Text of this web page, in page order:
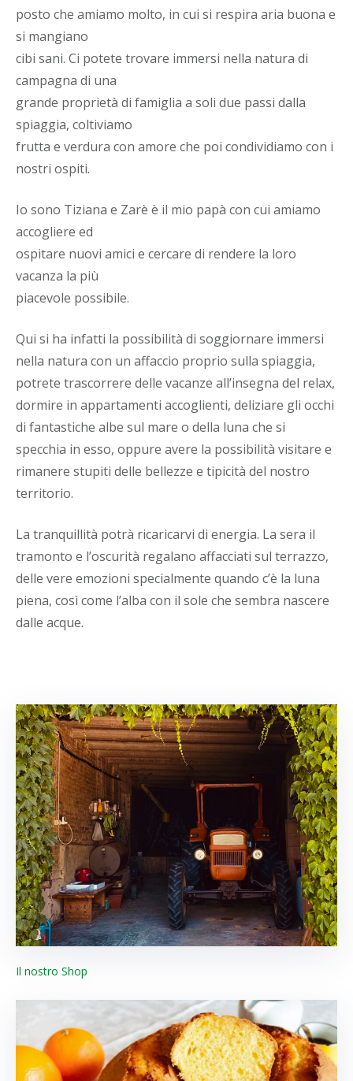
posto che amiamo molto, in cui si respira aria buona e
si mangiano
cibi sani. Ci potete trovare immersi nella natura di
campagna di una
grande proprietà di famiglia a soli due passi dalla
spiaggia, coltiviamo
frutta e verdura con amore che poi condividiamo con i
nostri ospiti.
Io sono Tiziana e Zarè è il mio papà con cui amiamo
accogliere ed
ospitare nuovi amici e cercare di rendere la loro
vacanza la più
piacevole possibile.
Qui si ha infatti la possibilità di soggiornare immersi
nella natura con un affaccio proprio sulla spiaggia,
potrete trascorrere delle vacanze all’insegna del relax,
dormire in appartamenti accoglienti, deliziare gli occhi
di fantastiche albe sul mare o della luna che si
specchia in esso, oppure avere la possibilità visitare e
rimanere stupiti delle bellezze e tipicità del nostro
territorio.
La tranquillità potrà ricaricarvi di energia. La sera il
tramonto e l’oscurità regalano affacciati sul terrazzo,
delle vere emozioni specialmente quando c’è la luna
piena, così come l’alba con il sole che sembra nascere
dalle acque.
Il nostro Shop